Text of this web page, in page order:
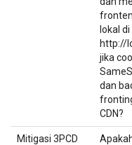
lokal di
http://
jika
dan
CDN?
Mitigasi 3PCD